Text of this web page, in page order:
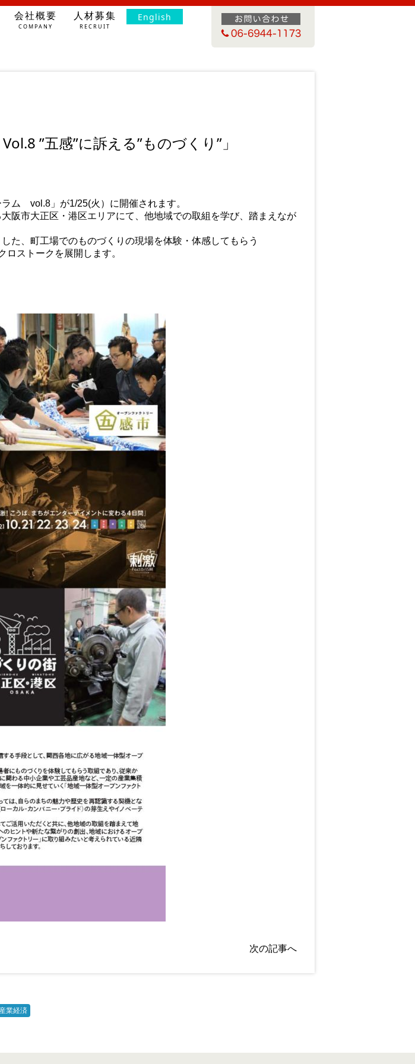
会社概要
COMPANY
人材募集
RECRUIT
English
”五感”に訴える”ものづくり”」
ム vol.8」が1/25(火）に開催されます。
阪市大正区・港区エリアにて、他地域での取組を学び、踏まえなが
た、町工場でのものづくりの現場を体験・体感してもらう
ロストークを展開します。
次の記事へ
産業経済